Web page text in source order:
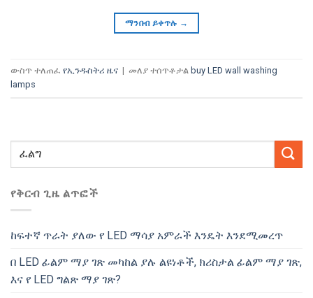
የቅርብ ጊዜ ልጥፎች
ከፍተኛ ጥራት ያለው የ LED ማሳያ አምራች እንዴት እንደሚመረጥ
በ LED ፊልም ማያ ገጽ መካከል ያሉ ልዩነቶች, ክሪስታል ፊልም ማያ ገጽ,
እና የ LED ግልጽ ማያ ገጽ?
ማንበብ ይቀጥሉ →
ውስጥ ተለጠፈ የኢንዱስትሪ ዜና | መለያ ተሰጥቶታል buy LED wall washing
lamps